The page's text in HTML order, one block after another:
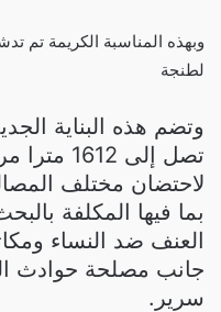
وبهذه المناسبة الكريمة تم
لطنجة
وتضم هذه البناية
لاحتضان مختلف
بما فيها المكلفة
العنف ضد النساء
سرير.